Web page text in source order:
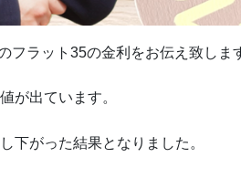
フラット35の金利をお伝え致しま
が出ています。
下がった結果となりました。